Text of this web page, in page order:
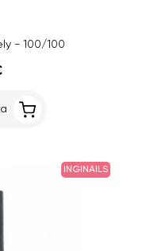
- 100/100
INGINAILS